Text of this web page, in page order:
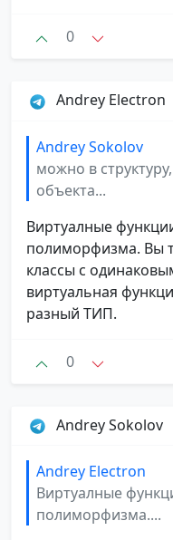
0
Andrey Electron
Andrey Sokolov
можно в
объекта...
Виртуалные
полиморфизма. Вы
классы с
виртуальная
разный ТИП.
0
Andrey Sokolov
Andrey Electron
Виртуалные
полиморфизма....